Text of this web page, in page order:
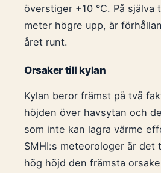
överstiger +10 °C. På själva
meter högre upp, är
året runt.
Orsaker till kylan
Kylan beror främst på två
höjden över havsytan och
som inte kan lagra värme
SMHI:s meteorologer är det
hög höjd den främsta